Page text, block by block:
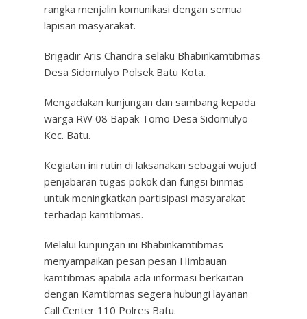
rangka menjalin komunikasi dengan semua
lapisan masyarakat.
Brigadir Aris Chandra selaku Bhabinkamtibmas
Desa Sidomulyo Polsek Batu Kota.
Mengadakan kunjungan dan sambang kepada
warga RW 08 Bapak Tomo Desa Sidomulyo
Kec. Batu.
Kegiatan ini rutin di laksanakan sebagai wujud
penjabaran tugas pokok dan fungsi binmas
untuk meningkatkan partisipasi masyarakat
terhadap kamtibmas.
Melalui kunjungan ini Bhabinkamtibmas
menyampaikan pesan pesan Himbauan
kamtibmas apabila ada informasi berkaitan
dengan Kamtibmas segera hubungi layanan
Call Center 110 Polres Batu.